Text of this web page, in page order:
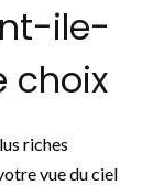
ile-
choix
riches
vue du ciel